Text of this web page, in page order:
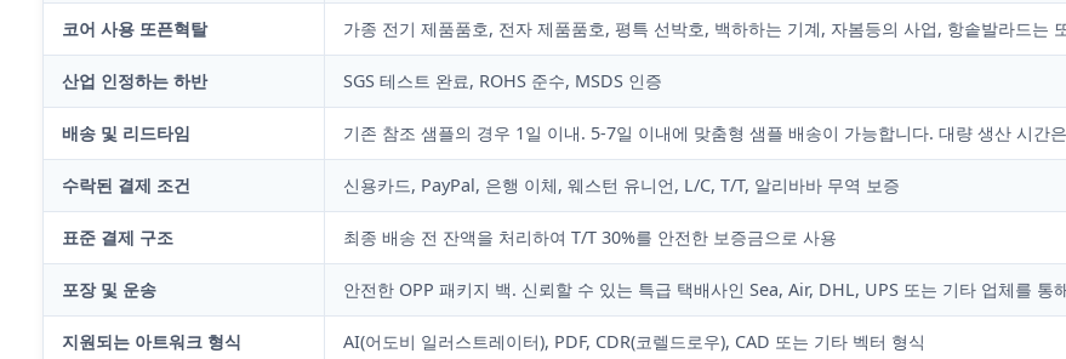
코어 사용 또픈혁탈 가종 전기 제품품호, 전자 제품품호, 평특 선박호, 백하하는 기계, 자봄등의 사업, 항솥발라드는
산업 인정하는 하반 SGS 테스트 완료, ROHS 준수, MSDS 인증
배송 및 리드타임 기존 참조 샘플의 경우 1일 이내. 5-7일 이내에 맞춤형 샘플 배송이 가능합니다. 대량 생산 시간
수락된 결제 조건 신용카드, PayPal, 은행 이체, 웨스턴 유니언, L/C, T/T, 알리바바 무역 보증
표준 결제 구조 최종 배송 전 잔액을 처리하여 T/T 30%를 안전한 보증금으로 사용
포장 및 운송 안전한 OPP 패키지 백. 신뢰할 수 있는 특급 택배사인 Sea, Air, DHL, UPS 또는 기타 업체를 통
지원되는 아트워크 형식 AI(어도비 일러스트레이터), PDF, CDR(코렐드로우), CAD 또는 기타 벡터 형식